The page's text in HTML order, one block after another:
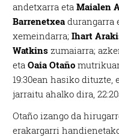
andetxarra etaMaialen
Barrenetxea durangarra
xemeindarra;Ihart
Watkins zumaiarra;
etaOaia Otaño
19:30ean hasiko dituzte,
jarraitu ahalko dira,
Otaño izango da
erakargarri